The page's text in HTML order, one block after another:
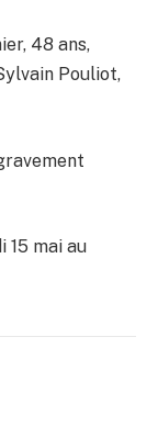
48 ans,
Pouliot,
15 mai au